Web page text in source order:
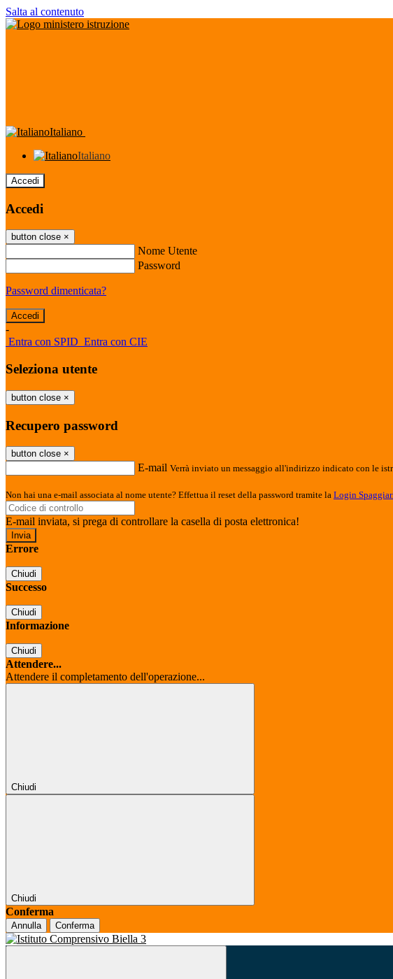
Salta al contenuto
Italiano
Italiano
Accedi
Accedi
button close ×
Nome Utente
Password
Password dimenticata?
-
Entra con SPID Entra con CIE
Seleziona utente
button close ×
Recupero password
button close ×
E-mail Verrà inviato un messaggio all'indirizzo indicato con le
Non hai una e-mail associata al nome utente? Effettua il reset della password tramite la Login
E-mail inviata, si prega di controllare la casella di posta elettronica!
Errore
Chiudi
Successo
Chiudi
Informazione
Chiudi
Attendere...
Attendere il completamento dell'operazione...
Chiudi
Chiudi
Conferma
Annulla Conferma